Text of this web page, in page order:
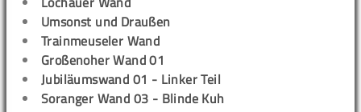
Umsonst und Draußen
Trainmeuseler Wand
Großenoher Wand 01
Jubiläumswand 01 - Linker Teil
Soranger Wand 03 - Blinde Kuh